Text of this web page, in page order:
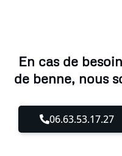
En cas de
de benne, nous
06.63.53.17.27